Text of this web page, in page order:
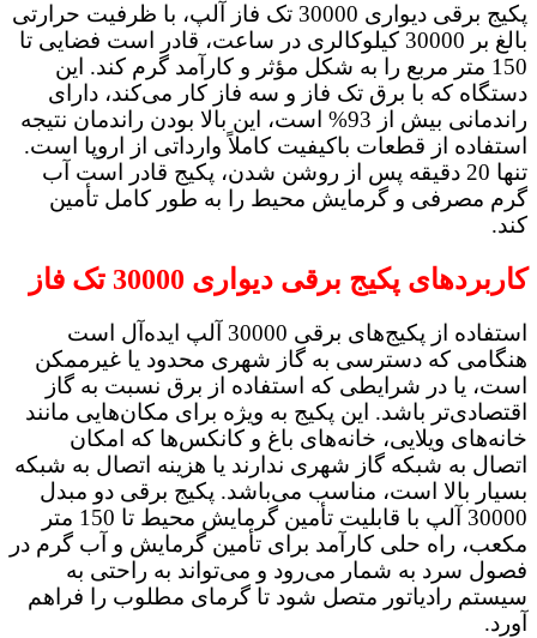
پکیج برقی دیواری 30000 تک فاز آلپ، با ظرفیت حرارتی
بالغ بر 30000 کیلوکالری در ساعت، قادر است فضایی تا
150 متر مربع را به شکل مؤثر و کارآمد گرم کند. این
دستگاه که با برق تک فاز و سه فاز کار می‌کند، دارای
راندمانی بیش از 93% است، این بالا بودن راندمان نتیجه
استفاده از قطعات باکیفیت کاملاً وارداتی از اروپا است.
تنها 20 دقیقه پس از روشن شدن، پکیج قادر است آب
گرم مصرفی و گرمایش محیط را به طور کامل تأمین
کند.
کاربردهای پکیج برقی دیواری 30000 تک فاز
استفاده از پکیج‌های برقی 30000 آلپ ایده‌آل است
هنگامی که دسترسی به گاز شهری محدود یا غیرممکن
است، یا در شرایطی که استفاده از برق نسبت به گاز
اقتصادی‌تر باشد. این پکیج به ویژه برای مکان‌هایی مانند
خانه‌های ویلایی، خانه‌های باغ و کانکس‌ها که امکان
اتصال به شبکه گاز شهری ندارند یا هزینه اتصال به شبکه
بسیار بالا است، مناسب می‌باشد. پکیج برقی دو مبدل
30000 آلپ با قابلیت تأمین گرمایش محیط تا 150 متر
مکعب، راه حلی کارآمد برای تأمین گرمایش و آب گرم در
فصول سرد به شمار می‌رود و می‌تواند به راحتی به
سیستم رادیاتور متصل شود تا گرمای مطلوب را فراهم
آورد.